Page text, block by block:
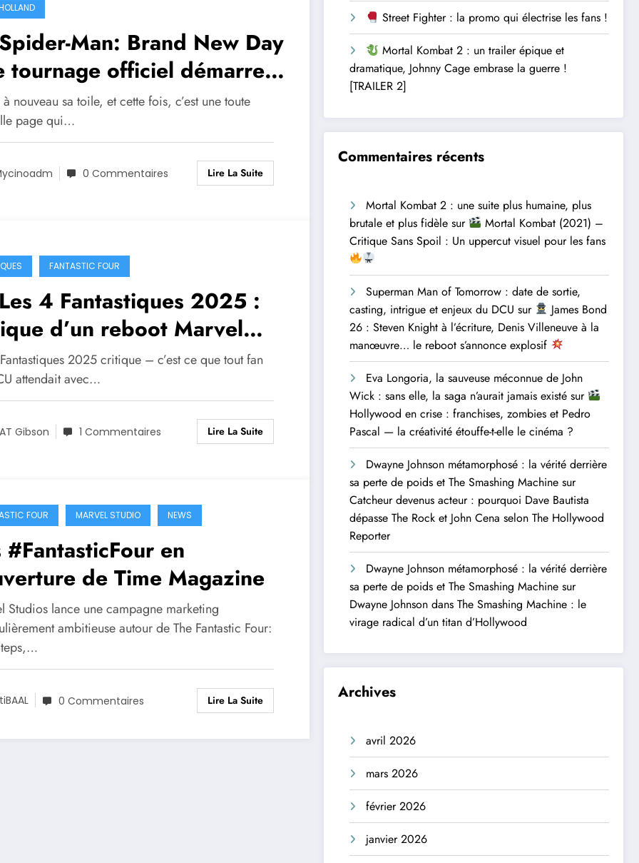
Spider-Man: Brand New Day
tournage officiel démarre
un nouveau chapitre très
du MCU!
à nouveau sa toile, et cette fois, c’est une toute
page qui…
0 Commentaires Lire La Suite
FANTASTIC FOUR
Les 4 Fantastiques 2025 :
d’un reboot Marvel
éclat 2025 critique – c’est ce que tout fan
attendait avec…
Gibson 1 Commentaires Lire La Suite
FOUR MARVEL STUDIO NEWS
#FantasticFour en
de Time Magazine
Studios lance une campagne marketing
ambitieuse autour de The Fantastic Four:
0 Commentaires Lire La Suite
Street Fighter : la promo qui électrise les fans !
Mortal Kombat 2 : un trailer épique et
dramatique, Johnny Cage embrase la guerre !
[TRAILER 2]
Commentaires récents
Mortal Kombat 2 : une suite plus humaine, plus
brutale et plus fidèle sur
Mortal Kombat (2021) –
Critique Sans Spoil : Un uppercut visuel pour les fans
Superman Man of Tomorrow : date de sortie,
casting, intrigue et enjeux du DCU sur
James Bond
26 : Steven Knight à l’écriture, Denis Villeneuve à la
manœuvre… le reboot s’annonce explosif
Eva Longoria, la sauveuse méconnue de John
Wick : sans elle, la saga n’aurait jamais existé sur
Hollywood en crise : franchises, zombies et Pedro
Pascal — la créativité étouffe-t-elle le cinéma ?
Dwayne Johnson métamorphosé : la vérité derrière
sa perte de poids et The Smashing Machine sur
Catcheur devenus acteur : pourquoi Dave Bautista
dépasse The Rock et John Cena selon The Hollywood
Reporter
Dwayne Johnson métamorphosé : la vérité derrière
sa perte de poids et The Smashing Machine sur
Dwayne Johnson dans The Smashing Machine : le
virage radical d’un titan d’Hollywood
Archives
avril 2026
mars 2026
février 2026
janvier 2026